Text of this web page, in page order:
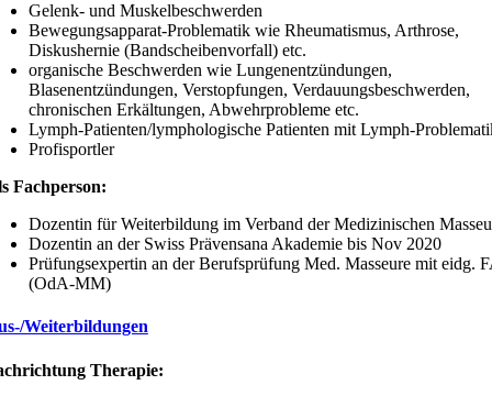
Gelenk- und Muskelbeschwerden
Bewegungsapparat-Problematik wie Rheumatismus, Arthrose,
Diskushernie (Bandscheibenvorfall) etc.
organische Beschwerden wie Lungenentzündungen,
Blasenentzündungen, Verstopfungen, Verdauungsbeschwerden,
chronischen Erkältungen, Abwehrprobleme etc.
Lymph-Patienten/lymphologische Patienten mit Lymph-
Profisportler
Fachperson:
Dozentin für Weiterbildung im Verband der Medizinischen
Dozentin an der Swiss Prävensana Akademie bis Nov 2020
Prüfungsexpertin an der Berufsprüfung Med. Masseure mit eidg.
(OdA-MM)
Weiterbildungen
Therapie: